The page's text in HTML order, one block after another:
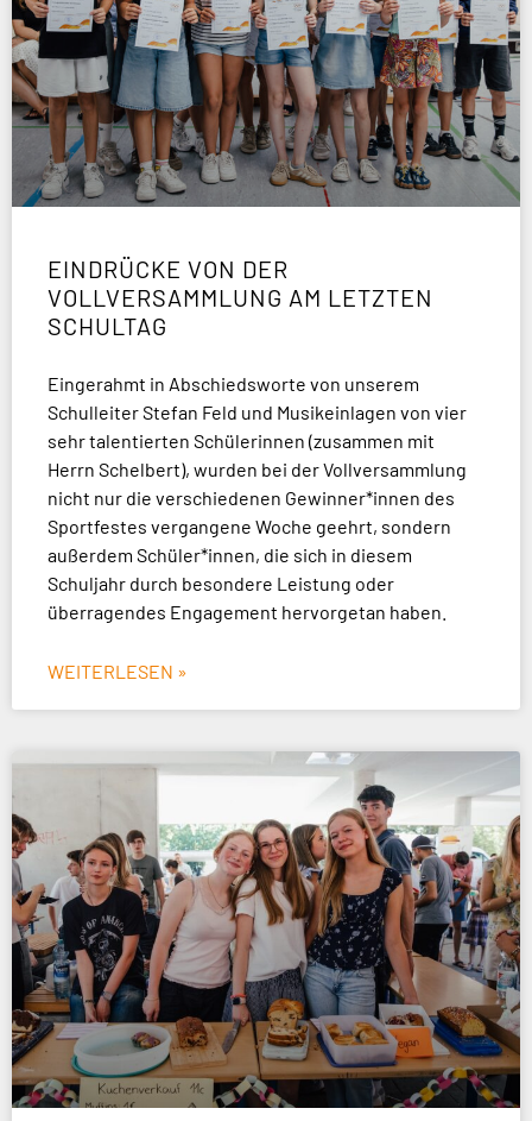
EINDRÜCKE VON DER
VOLLVERSAMMLUNG AM LETZTEN
SCHULTAG
Eingerahmt in Abschiedsworte von unserem
Schulleiter Stefan Feld und Musikeinlagen von vier
sehr talentierten Schülerinnen (zusammen mit
Herrn Schelbert), wurden bei der Vollversammlung
nicht nur die verschiedenen Gewinner*innen des
Sportfestes vergangene Woche geehrt, sondern
außerdem Schüler*innen, die sich in diesem
Schuljahr durch besondere Leistung oder
überragendes Engagement hervorgetan haben.
WEITERLESEN »